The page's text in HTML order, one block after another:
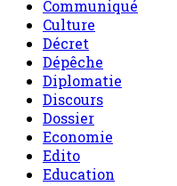
Communiqué
Culture
Décret
Dépêche
Diplomatie
Discours
Dossier
Economie
Edito
Education